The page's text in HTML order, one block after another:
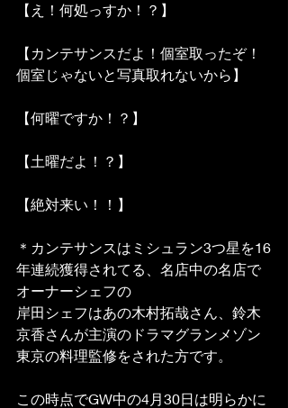
【え！何処っすか！？】
【カンテサンスだよ！個室取ったぞ！
個室じゃないと写真取れないから】
【何曜ですか！？】
【土曜だよ！？】
【絶対来い！！】
＊カンテサンスはミシュラン3つ星を16
年連続獲得されてる、名店中の名店で
オーナーシェフの
岸田シェフはあの木村拓哉さん、鈴木
京香さんが主演のドラマグランメゾン
東京の料理監修をされた方です。
この時点でGW中の4月30日は明らかに